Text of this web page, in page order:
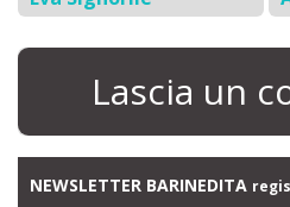
Lascia un
NEWSLETTER BARINEDITA